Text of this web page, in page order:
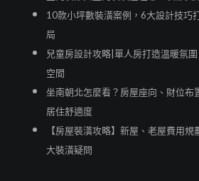
10款小坪數裝潢案例，6大設計技巧
局
兒童房設計攻略|單人房打造溫暖氛
空間
坐南朝北怎麼看？房屋座向、財位布
居住舒適度
【房屋裝潢攻略】新屋、老屋費用
大裝潢疑問